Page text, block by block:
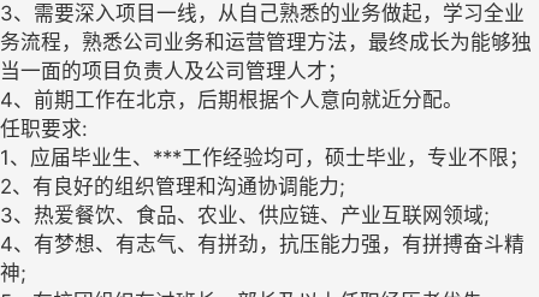
3、需要深入项目一线，从自己熟悉的业务做起，学习全业
务流程，熟悉公司业务和运营管理方法，最终成长为能够独
当一面的项目负责人及公司管理人才；
4、前期工作在北京，后期根据个人意向就近分配。
任职要求:
1、应届毕业生、***工作经验均可，硕士毕业，专业不限；
2、有良好的组织管理和沟通协调能力;
3、热爱餐饮、食品、农业、供应链、产业互联网领域;
4、有梦想、有志气、有拼劲，抗压能力强，有拼搏奋斗精
神;